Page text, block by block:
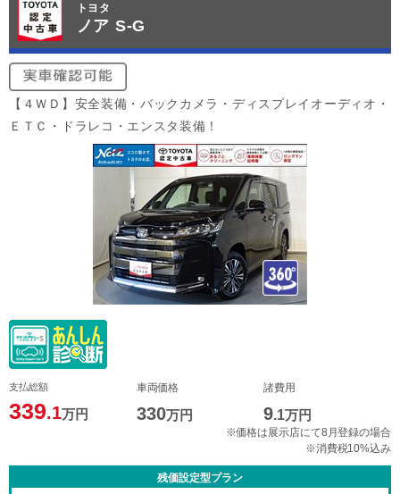
トヨタ
ノア S-G
【４ＷＤ】安全装備・バックカメラ・ディスプレイオーディオ・
ＥＴＣ・ドラレコ・エンスタ装備！
支払総額
339.1万円
車両価格
330万円
諸費用
9.1万円
※価格は展示店にて8月登録の場合
※消費税10%込み
残価設定型プラン